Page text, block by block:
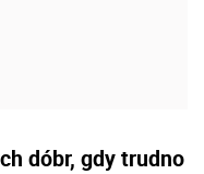
dóbr, gdy trudno